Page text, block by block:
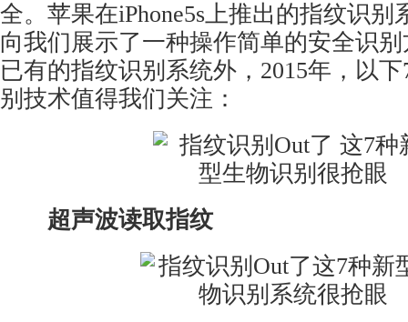
全。苹果在iPhone5s上推出的指纹识别
向我们展示了一种操作简单的安全识
已有的指纹识别系统外，2015年，以
别 技术值得我们关注：
超声波读取指纹